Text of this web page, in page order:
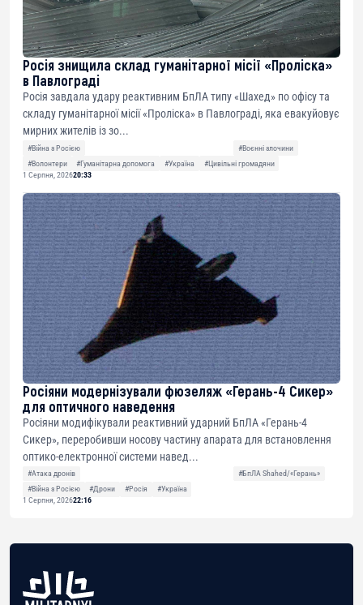
Росія знищила склад гуманітарної місії «Проліска»
в Павлограді
Росія завдала удару реактивним БпЛА типу «Шахед» по офісу та
складу гуманітарної місії «Проліска» в Павлограді, яка евакуйовує
мирних жителів із зо...
#Війна з Росією
#Воєнні злочини
#Волонтери
#Гуманітарна допомога #Україна
#Цивільні громадяни
1 Серпня, 202620:33
Росіяни модернізували фюзеляж «Герань-4 Сикер»
для оптичного наведення
Росіяни модифікували реактивний ударний БпЛА «Герань-4
Сикер», переробивши носову частину апарата для встановлення
оптико-електронної системи навед...
#Атака дронів
#БпЛА Shahed/«Герань»
#Війна з Росією
#Дрони #Росія
#Україна
1 Серпня, 202622:16